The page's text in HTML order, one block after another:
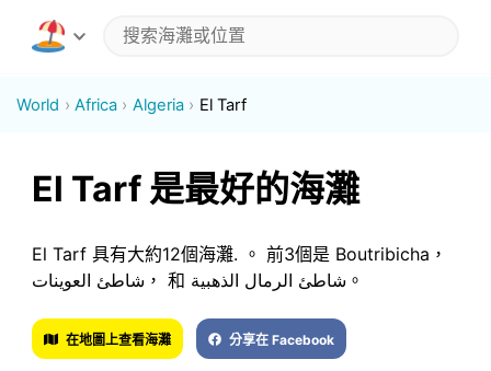
World Africa Algeria El Tarf
El Tarf 是最好的海灘
El Tarf 具有大約12個海灘. 。 前3個是 Boutribicha，
شاطئ العوينات， 和 شاطئ الرمال الذهبية。
在地圖上查看海灘 分享在 Facebook